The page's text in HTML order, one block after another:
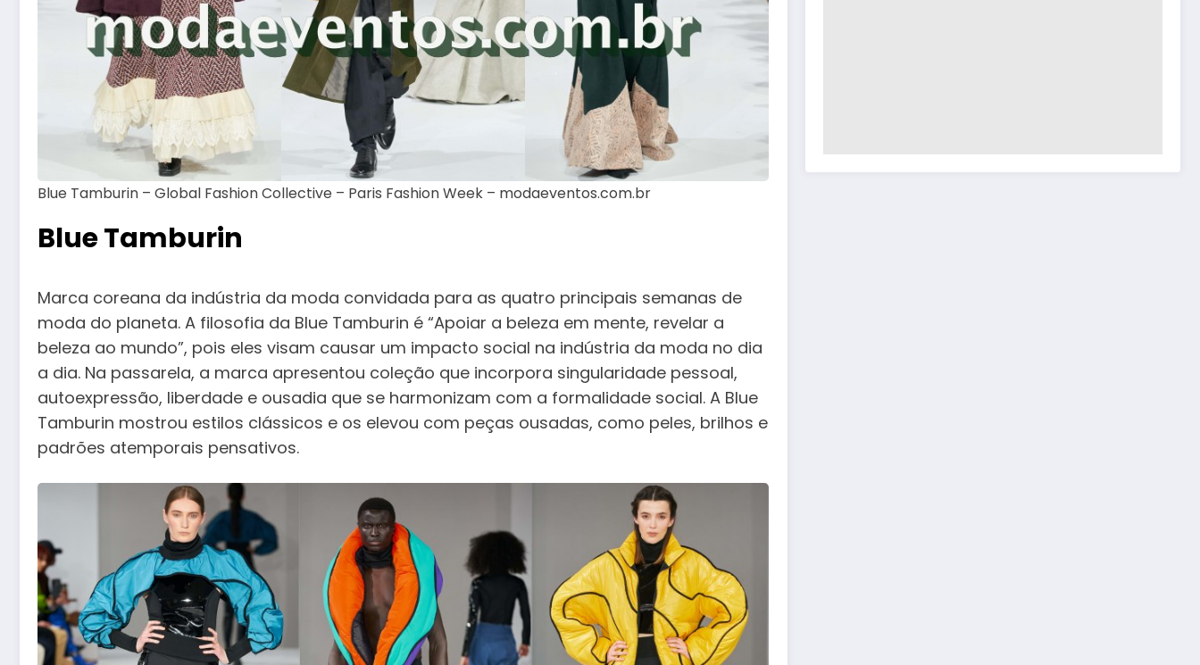
Blue Tamburin – Global Fashion Collective – Paris Fashion Week – modaeventos.com.br
Blue Tamburin
Marca coreana da indústria da moda convidada para as quatro principais semanas de
moda do planeta. A filosofia da Blue Tamburin é “Apoiar a beleza em mente, revelar a
beleza ao mundo”, pois eles visam causar um impacto social na indústria da moda no dia
a dia. Na passarela, a marca apresentou coleção que incorpora singularidade pessoal,
autoexpressão, liberdade e ousadia que se harmonizam com a formalidade social. A Blue
Tamburin mostrou estilos clássicos e os elevou com peças ousadas, como peles, brilhos e
padrões atemporais pensativos.